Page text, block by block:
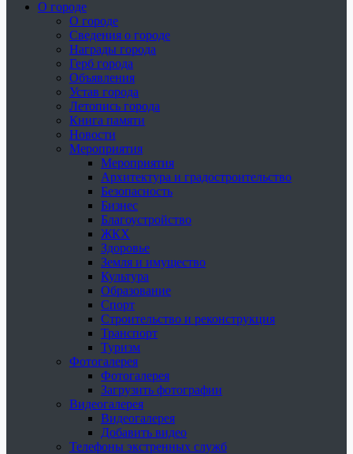
О городе
О городе
Сведения о городе
Награды города
Герб города
Объявления
Устав города
Летопись города
Книга памяти
Новости
Мероприятия
Мероприятия
Архитектура и градостроительство
Безопасность
Бизнес
Благоустройство
ЖКХ
Здоровье
Земля и имущество
Культура
Образование
Спорт
Строительство и реконструкция
Транспорт
Туризм
Фотогалерея
Фотогалерея
Загрузить фотографии
Видеогалерея
Видеогалерея
Добавить видео
Телефоны экстренных служб